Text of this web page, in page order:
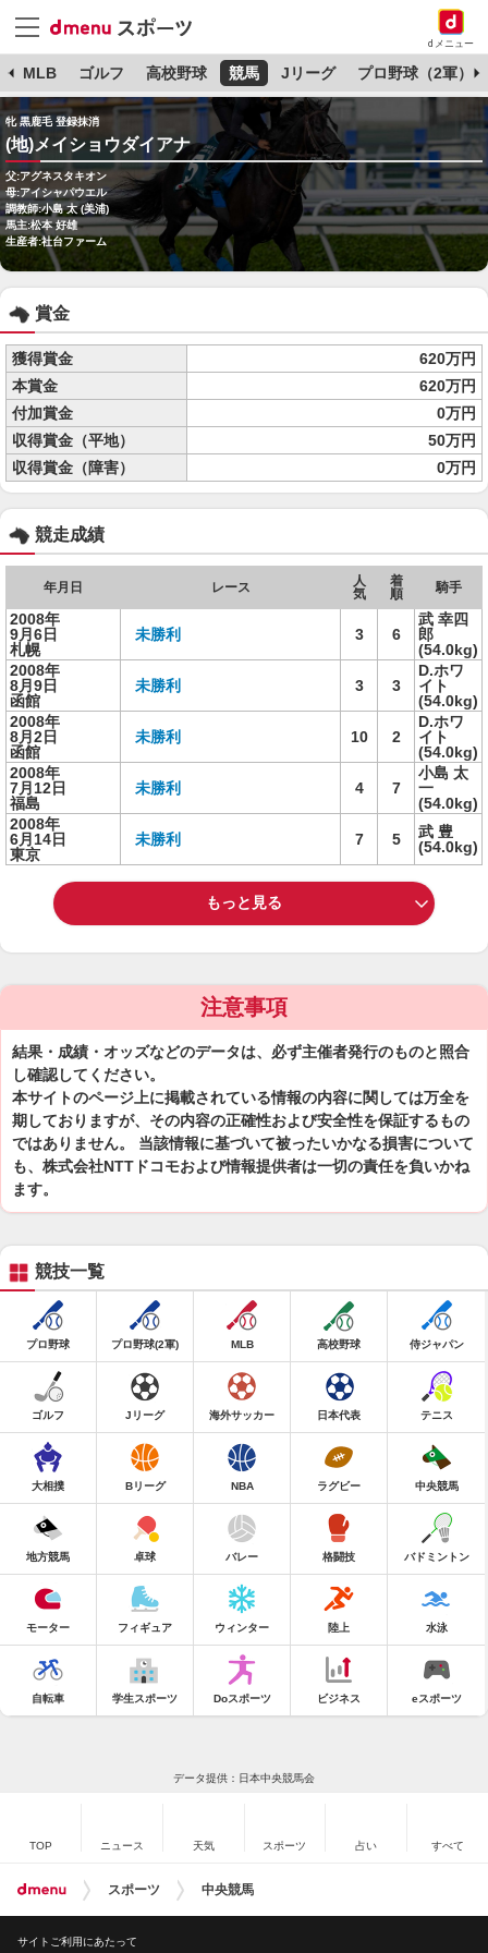
dメニュー
MLB ゴルフ 高校野球 競馬 Jリーグ プロ野球（2軍）
牝 黒鹿毛 登録抹消
(地)メイショウダイアナ
父:アグネスタキオン
母:アイシャパウエル
調教師:小島 太 (美浦)
馬主:松本 好雄
生産者:社台ファーム
賞金
獲得賞金
620万円
本賞金
620万円
付加賞金
0万円
収得賞金（平地）
50万円
収得賞金（障害）
0万円
競走成績
年月日 レース
人
気
着
順
騎手
2008年
9月6日
札幌
未勝利 3 6
武 幸四
郎
(54.0kg)
2008年
8月9日
函館
未勝利 3 3
D.ホワ
イト
(54.0kg)
2008年
8月2日
函館
未勝利 10 2
D.ホワ
イト
(54.0kg)
2008年
7月12日
福島
未勝利 4 7
小島 太
一
(54.0kg)
2008年
6月14日
東京
未勝利 7 5
武 豊
(54.0kg)
もっと見る
注意事項
結果・成績・オッズなどのデータは、必ず主催者発行のものと照合
し確認してください。
本サイトのページ上に掲載されている情報の内容に関しては万全を
期しておりますが、その内容の正確性および安全性を保証するもの
ではありません。 当該情報に基づいて被ったいかなる損害について
も、株式会社NTTドコモおよび情報提供者は一切の責任を負いかね
ます。
競技一覧
プロ野球 プロ野球(2軍) MLB 高校野球 侍ジャパン
ゴルフ Jリーグ 海外サッカー 日本代表 テニス
大相撲 Bリーグ NBA ラグビー 中央競馬
地方競馬 卓球 バレー 格闘技 バドミントン
モーター フィギュア ウィンター 陸上 水泳
自転車 学生スポーツ Doスポーツ ビジネス eスポーツ
データ提供：日本中央競馬会
TOP ニュース 天気 スポーツ 占い すべて
スポーツ 中央競馬
サイトご利用にあたって